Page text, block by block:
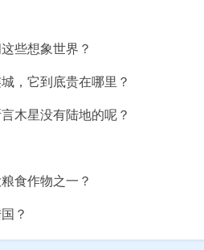
些想象世界？
，它到底贵在哪里？
木星没有陆地的呢？
食作物之一？
？